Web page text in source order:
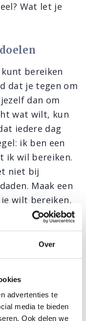
Over
advertenties te
media te bieden
Ook delen we
Wat let je
bereiken
dat je tegen om
dan om
wat wilt, kun
iedere dag
ik ben een
ik wil bereiken.
niet bij
Maak een
wilt bereiken,
te zetten?
een
bereiken?